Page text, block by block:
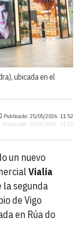
ubicada en el
Publicado: 25/05/2026 ·11:52
Actualizado: 25/05/2026 · 11:52
un nuevo
Vialia
la segunda
de Vigo
en Rúa do